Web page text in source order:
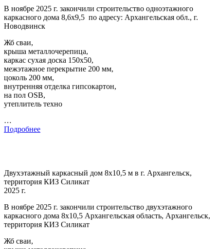
В ноябре 2025 г. закончили строительство одноэтажного
каркасного дома 8,6х9,5 по адресу: Архангельская обл., г.
Новодвинск
Жб сваи,
крыша металлочерепица,
каркас сухая доска 150х50,
межэтажное перекрытие 200 мм,
цоколь 200 мм,
внутренняя отделка гипсокартон,
на пол OSB,
утеплитель техно
…
Подробнее
Двухэтажный каркасный дом 8х10,5 м в г. Архангельск,
территория КИЗ Силикат
2025 г.
В ноябре 2025 г. закончили строительство двухэтажного
каркасного дома 8х10,5 Архангельская область, Архангельск,
территория КИЗ Силикат
Жб сваи,